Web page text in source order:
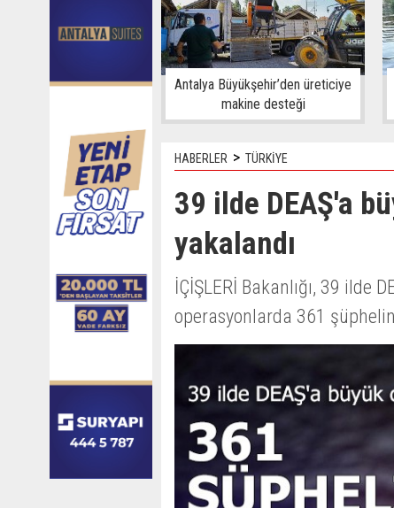
Antalya Büyükşehir’den üreticiye
makine desteği
HABERLER > TÜRKİYE
39 ilde DEAŞ'a
yakalandı
İÇİŞLERİ Bakanlığı, 39 ilde
operasyonlarda 361